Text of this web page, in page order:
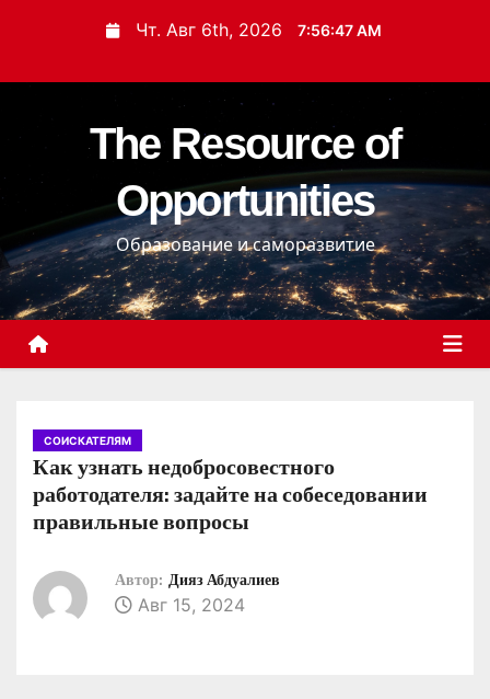
и
с
о
д
Чт. Авг 6th, 2026 7:56:48 AM
The Resource of
Opportunities
Образование и саморазвитие
СОИСКАТЕЛЯМ
Как узнать недобросовестного
работодателя: задайте на собеседовании
правильные вопросы
Автор: Дияз Абдуалиев
Авг 15, 2024